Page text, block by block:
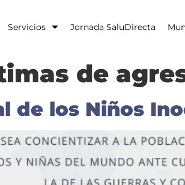
Servicios Jornada SaluDirecta
de
de los Niños